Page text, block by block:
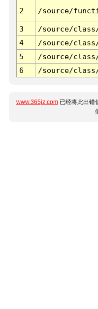
2 /source/
3 /source/
4
/source/
5
/source/
6
/source/
www.365jz.com 已经将此出错